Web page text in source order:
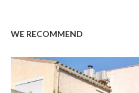
WE RECOMMEND